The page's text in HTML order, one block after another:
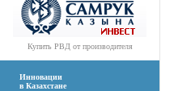
Купить РВДот производителя
Инновации
в Казахстане